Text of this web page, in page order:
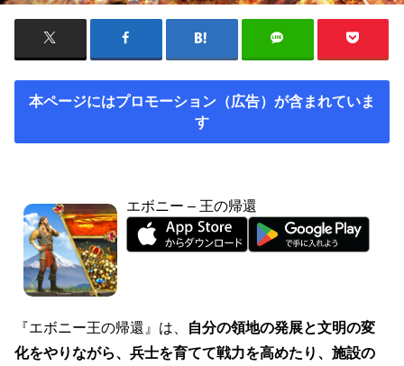
本ページにはプロモーション（広告）が含まれていま
す
エボニー – 王の帰還
『エボニー王の帰還』は、 自分の領地の発展と文明の変
化をやりながら、兵士を育てて戦力を高めたり、施設の